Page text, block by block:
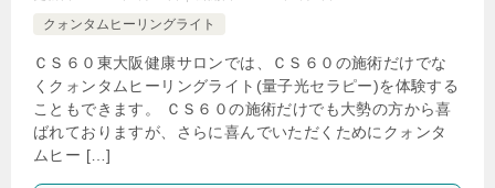
クォンタムヒーリングライト
ＣＳ６０東大阪健康サロンでは、ＣＳ６０の施術だけでな
くクォンタムヒーリングライト(量子光セラピー)を体験する
こともできます。 ＣＳ６０の施術だけでも大勢の方から喜
ばれておりますが、さらに喜んでいただくためにクォンタ
ムヒー […]